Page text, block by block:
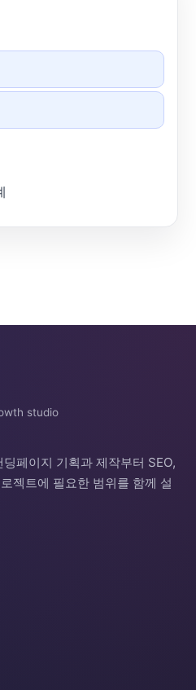
studio
페이지 기획과 제작부터 SEO,
젝트에 필요한 범위를 함께 설